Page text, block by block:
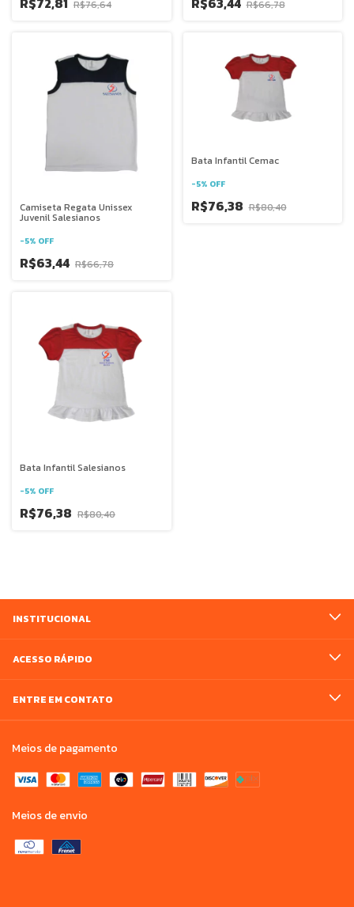
R$76,64 R$66,78
Camiseta Regata Unissex
Juvenil Salesianos
-5% OFF
R$63,44 R$66,78
Bata Infantil Cemac
-5% OFF
R$76,38 R$80,40
Bata Infantil Salesianos
-5% OFF
R$76,38 R$80,40
INSTITUCIONAL
ACESSO RÁPIDO
ENTRE EM CONTATO
Meios de pagamento
Meios de envio